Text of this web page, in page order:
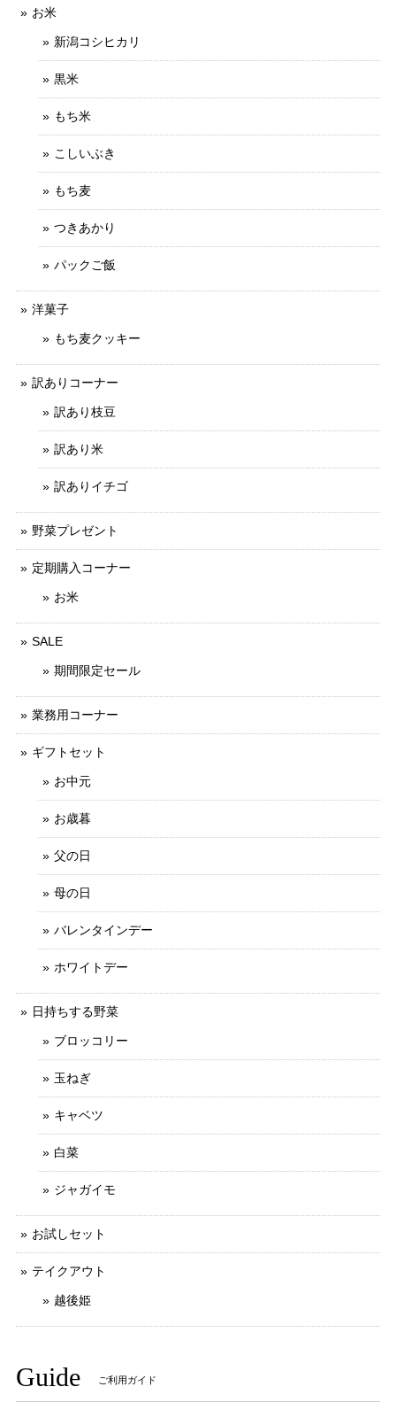
お米
新潟コシヒカリ
黒米
もち米
こしいぶき
もち麦
つきあかり
パックご飯
洋菓子
もち麦クッキー
訳ありコーナー
訳あり枝豆
訳あり米
訳ありイチゴ
野菜プレゼント
定期購入コーナー
お米
SALE
期間限定セール
業務用コーナー
ギフトセット
お中元
お歳暮
父の日
母の日
バレンタインデー
ホワイトデー
日持ちする野菜
ブロッコリー
玉ねぎ
キャベツ
白菜
ジャガイモ
お試しセット
テイクアウト
越後姫
Guide ご利用ガイド